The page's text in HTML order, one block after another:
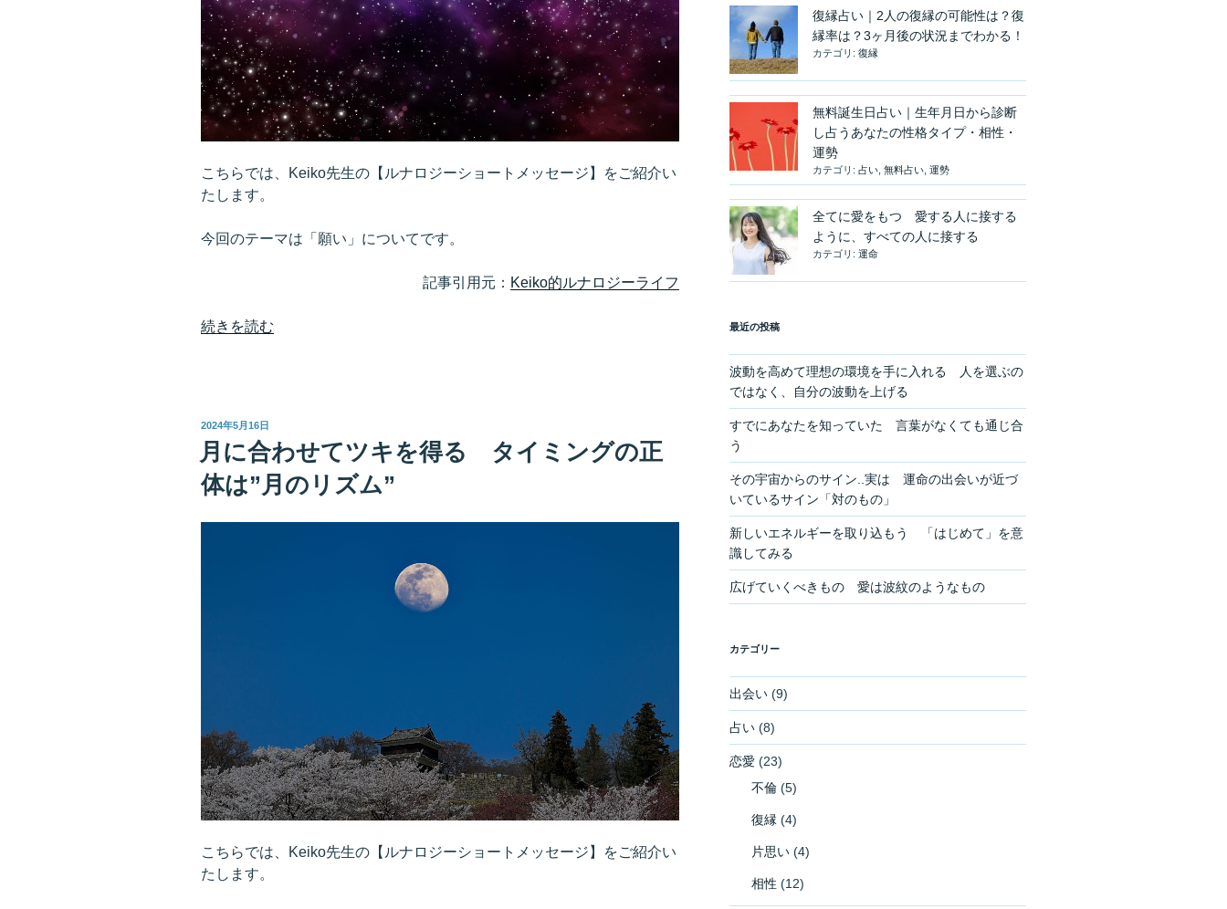
こちらでは、Keiko先生の【ルナロジーショートメッセージ】をご紹介い
たします。
今回のテーマは「願い」についてです。
記事引用元： Keiko的ルナロジーライフ
“最
宙
に
届
け
な
ら、
イ
メ
ジ
ン
続きを読む
投
稿
日:
2024年5月16日
月に合わせてツキを得る タイミングの正
体は”月のリズム”
こちらでは、Keiko先生の【ルナロジーショートメッセージ】をご紹介い
たします。
復縁占い｜2人の復縁の可能性は？復
縁率は？3ヶ月後の状況までわかる！
カテゴリ: 復縁
無料誕生日占い｜生年月日から診断
し占うあなたの性格タイプ・相性・
運勢
カテゴリ: 占い, 無料占い, 運勢
全てに愛をもつ 愛する人に接する
ように、すべての人に接する
カテゴリ: 運命
最近の投稿
波動を高めて理想の環境を手に入れる 人を選ぶの
ではなく、自分の波動を上げる
すでにあなたを知っていた 言葉がなくても通じ合
う
その宇宙からのサイン..実は 運命の出会いが近づ
いているサイン「対のもの」
新しいエネルギーを取り込もう 「はじめて」を意
識してみる
広げていくべきもの 愛は波紋のようなもの
カテゴリー
出会い(9)
占い(8)
恋愛(23)
不倫(5)
復縁 (4)
片思い(4)
相性 (12)